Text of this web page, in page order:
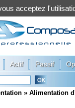
Actif Passif
» Alimentation
acceptez